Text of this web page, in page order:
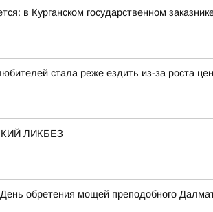
в Курганском государственном
стала реже ездить из-за роста
ЛИКБЕЗ
обретения мощей преподобного